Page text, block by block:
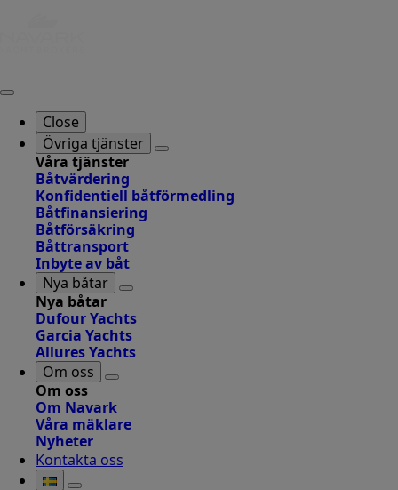
Close
Övriga tjänster
Våra tjänster
Båtvärdering
Konfidentiell båtförmedling
Båtfinansiering
Båtförsäkring
Båttransport
Inbyte av båt
Nya båtar
Nya båtar
Dufour Yachts
Garcia Yachts
Allures Yachts
Om oss
Om oss
Om Navark
Våra mäklare
Nyheter
Kontakta oss